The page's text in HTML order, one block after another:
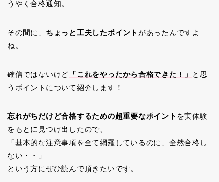
うやく合格通知。
その間に、 ちょっと工夫したポイント があったんですよ
ね。
確信ではないけど 「これをやったから合格できた！」
と思
うポイントについて紹介します！
忘れがちだけど合格するための超重要なポイント を実体験
をもとに見つけ出したので、
「基本的な注意事項を全て網羅しているのに、全然合格し
ない・・」
という方にぜひ読んで頂きたいです。